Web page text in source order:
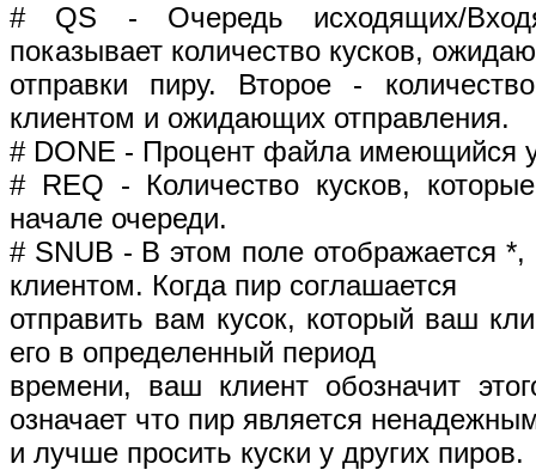
# QS - Очередь исходящих/
показывает количество кусков,
отправки пиру. Второе -
клиентом и ожидающих отправления.
# DONE - Процент файла имеющийся
# REQ - Количество кусков,
начале очереди.
# SNUB - В этом поле отображается
клиентом. Когда пир соглашается
отправить вам кусок, который ваш
его в определенный период
времени, ваш клиент обозначит
означает что пир является
и лучше просить куски у других пиров.